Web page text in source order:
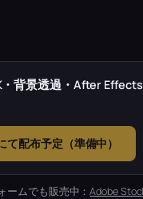
背景透過・After
て配布予定（準備中）
ームでも販売中：Adobe